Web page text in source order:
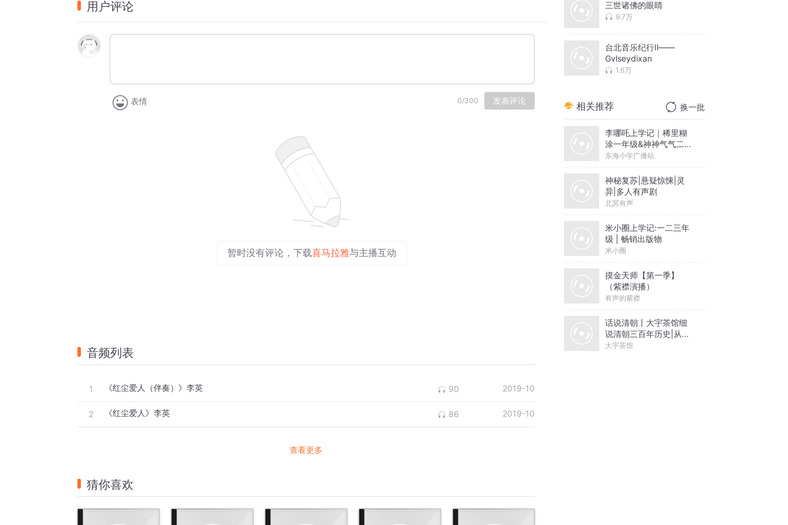
芸芸众生你离我是远是近
滚滚红尘谁会是我找的人
我苦苦追寻却没你的音讯
而我早已为你打开了心门
滚滚红尘谁会是我爱的人
我痴痴情深期待你来相认
而我能否等到你的那个吻
而我能否等到你的那个吻
用户评论
表情 0/300 发表评论
暂时没有评论，下载喜马拉雅与主播互动
音频列表
1 《红尘爱人（伴奏）》李英 90 2019-10
2 《红尘爱人》李英 86 2019-10
查看更多
猜你喜欢
三世诸佛的眼睛
9.7万
台北音乐纪行Ⅱ——
Gvlseydixan
1.6万
相关推荐 换一批
李哪吒上学记｜稀里糊
涂一年级&神神气气二年
级
东海小学广播站
神秘复苏|悬疑惊悚|灵
异|多人有声剧
北冥有声
米小圈上学记:一二三年
级 | 畅销出版物
米小圈
摸金天师【第一季】
（紫襟演播）
有声的紫襟
话说清朝丨大宇茶馆细
说清朝三百年历史|从努
尔哈赤到末代皇帝溥仪|
大宇茶馆